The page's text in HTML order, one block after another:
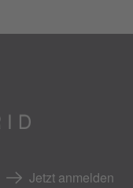
Jetzt anmelden